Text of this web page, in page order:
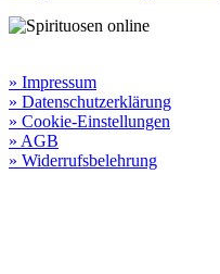
» Impressum
» Datenschutzerklärung
» Cookie-Einstellungen
» AGB
» Widerrufsbelehrung